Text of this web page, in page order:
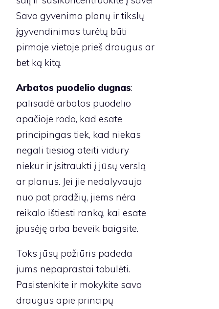
Savo gyvenimo planų ir tikslų
įgyvendinimas turėtų būti
pirmoje vietoje prieš draugus ar
bet ką kitą.
Arbatos puodelio dugnas:
palisadė arbatos puodelio
apačioje rodo, kad esate
principingas tiek, kad niekas
negali tiesiog ateiti vidury
niekur ir įsitraukti į jūsų verslą
ar planus. Jei jie nedalyvauja
nuo pat pradžių, jiems nėra
reikalo ištiesti ranką, kai esate
įpusėję arba beveik baigsite.
Toks jūsų požiūris padeda
jums nepaprastai tobulėti.
Pasistenkite ir mokykite savo
draugus apie principų